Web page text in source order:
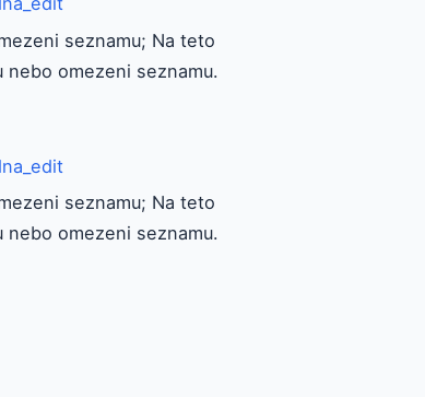
seznamu; Na teto
omezeni seznamu.
seznamu; Na teto
omezeni seznamu.